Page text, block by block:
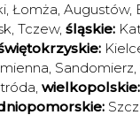
, Łomża, Augustów,
, Tczew, śląskie:
, Sandomierz,
, wielkopolskie: